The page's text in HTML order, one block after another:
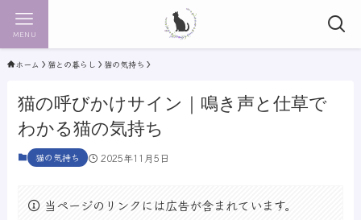
MENU
ホーム 猫との暮らし 猫の気持ち
猫の呼びかけサイン｜鳴き声と仕草で
わかる猫の気持ち
猫の気持ち 2025年11月5日
当ページのリンクには広告が含まれています。